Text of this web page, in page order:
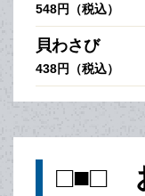
548円（税込）
貝わさび
438円（税込）
□■□